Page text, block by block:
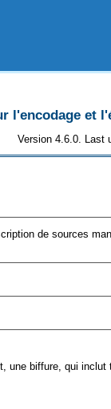
l'encodage et
Version 4.6.0. Last
de sources
une biffure, qui